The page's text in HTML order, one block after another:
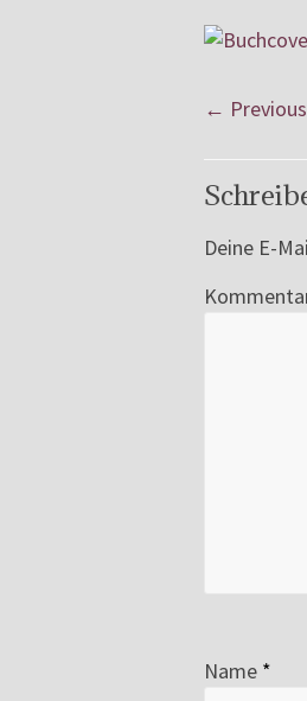
← Previous
Deine E-
Name *